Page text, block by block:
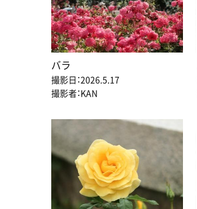
バラ
撮影日：2026.5.17
撮影者：KAN